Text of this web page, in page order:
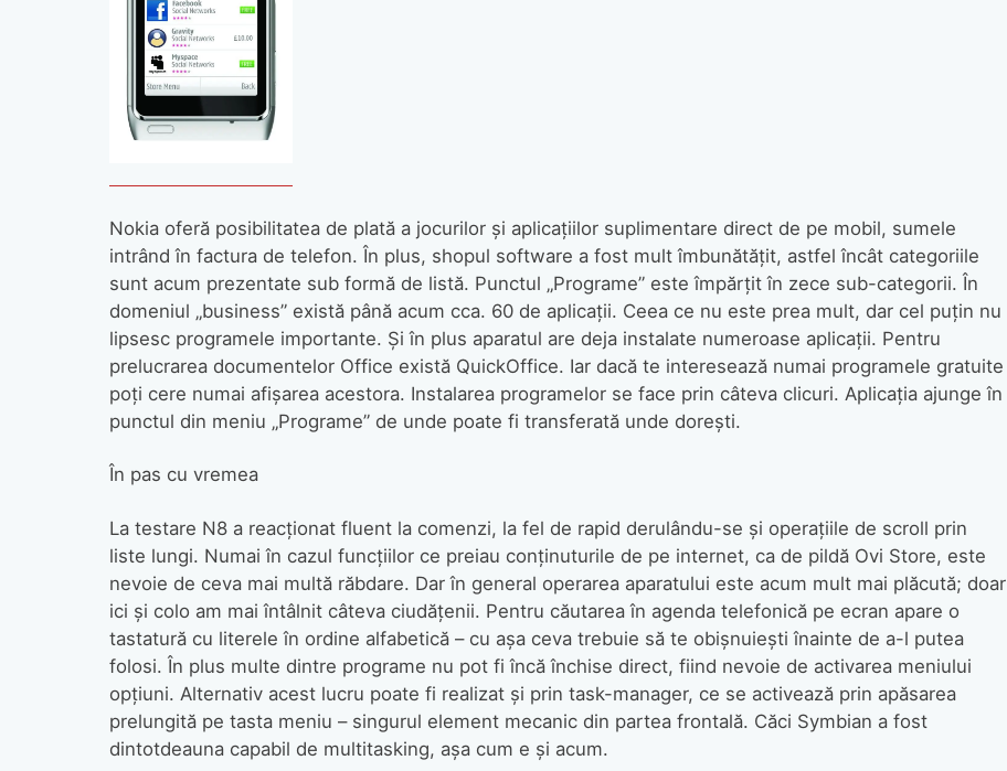
Nokia oferă posibilitatea de plată a jocurilor şi aplicaţiilor suplimentare direct de pe mobil, sumele
intrând în factura de telefon. În plus, shopul software a fost mult îmbunătăţit, astfel încât categoriile
sunt acum prezentate sub formă de listă. Punctul „Programe” este împărţit în zece sub-categorii. În
domeniul „business” există până acum cca. 60 de aplicaţii. Ceea ce nu este prea mult, dar cel puţin nu
lipsesc programele importante. Şi în plus aparatul are deja instalate numeroase aplicaţii. Pentru
prelucrarea documentelor Office există QuickOffice. Iar dacă te interesează numai programele gratuite
poţi cere numai afişarea acestora. Instalarea programelor se face prin câteva clicuri. Aplicaţia ajunge în
punctul din meniu „Programe” de unde poate fi transferată unde doreşti.
În pas cu vremea
La testare N8 a reacţionat fluent la comenzi, la fel de rapid derulându-se şi operaţiile de scroll prin
liste lungi. Numai în cazul funcţiilor ce preiau conţinuturile de pe internet, ca de pildă Ovi Store, este
nevoie de ceva mai multă răbdare. Dar în general operarea aparatului este acum mult mai plăcută; doar
ici şi colo am mai întâlnit câteva ciudăţenii. Pentru căutarea în agenda telefonică pe ecran apare o
tastatură cu literele în ordine alfabetică – cu aşa ceva trebuie să te obişnuieşti înainte de a-l putea
folosi. În plus multe dintre programe nu pot fi încă închise direct, fiind nevoie de activarea meniului
opţiuni. Alternativ acest lucru poate fi realizat şi prin task-manager, ce se activează prin apăsarea
prelungită pe tasta meniu – singurul element mecanic din partea frontală. Căci Symbian a fost
dintotdeauna capabil de multitasking, aşa cum e şi acum.